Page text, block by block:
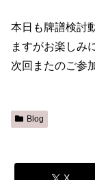
本日も牌譜検討
ますがお楽しみ
次回またのご参
Blog